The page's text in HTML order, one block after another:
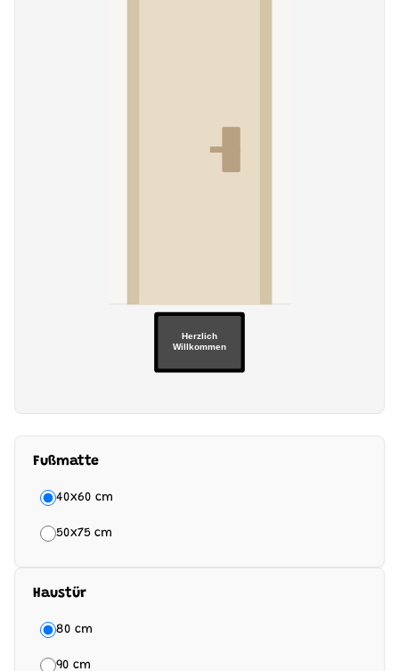
Fußmatte
40x60 cm
50x75 cm
Haustür
80 cm
90 cm
Herzlich
Willkommen